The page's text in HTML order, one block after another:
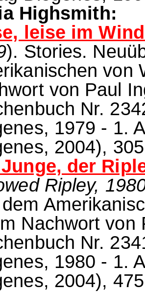
Highsmith:
leise im
). Stories.
von
von Paul
Nr.
1979 - 1.
2004),
der
Ripley,
Nachwort von
Nr.
1980 - 1.
2004),